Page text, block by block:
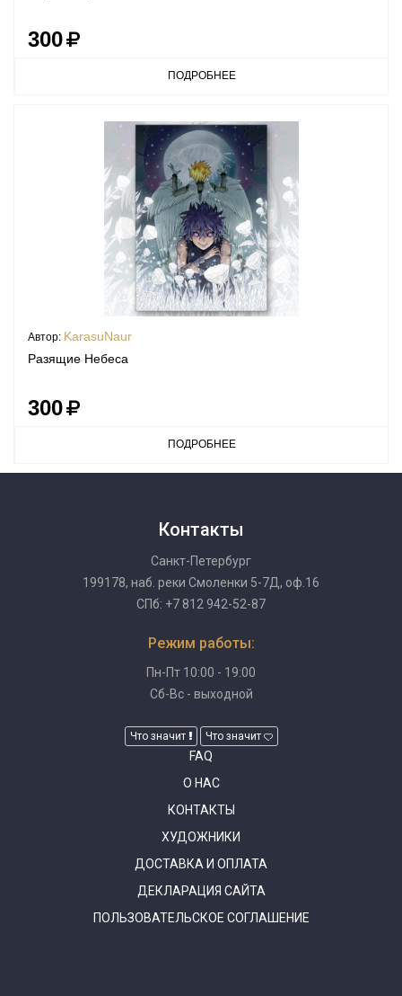
300
ПОДРОБНЕЕ
Автор: KarasuNaur
Разящие Небеса
300
ПОДРОБНЕЕ
Контакты
Санкт-Петербург
199178, наб. реки Смоленки 5-7Д, оф.16
СПб: +7 812 942-52-87
Режим работы:
Пн-Пт 10:00 - 19:00
Сб-Вс - выходной
Что значит Что значит
FAQ
О НАС
КОНТАКТЫ
ХУДОЖНИКИ
ДОСТАВКА И ОПЛАТА
ДЕКЛАРАЦИЯ САЙТА
ПОЛЬЗОВАТЕЛЬСКОЕ СОГЛАШЕНИЕ